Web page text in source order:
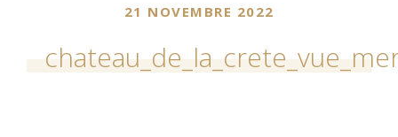
21 NOVEMBRE 2022